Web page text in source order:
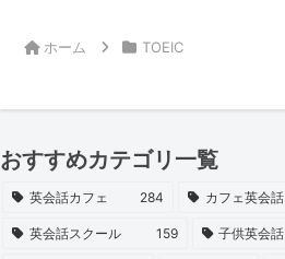
ホーム TOEIC
おすすめカテゴリ一覧
英会話カフェ 284 カフェ英会話
英会話スクール 159 子供英会話